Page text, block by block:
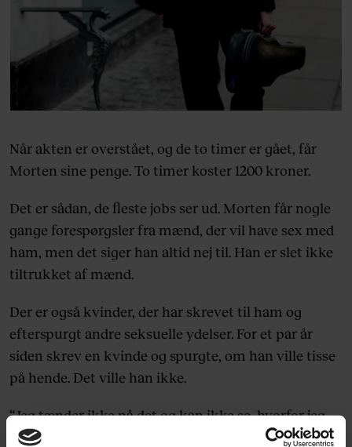
Når akten er overstået, og de to timer er gået, får
Morten sine penge. To timer koster 1200 kroner.
Det er sådan, de fleste jobs ser ud. Morten får nogle
gange forespørgsler fra mænd, der vil have sex med
ham, men det siger han altid nej til. Han er slet ikke
tiltrukket af mænd.
Der er også kvinder, der har skrevet til ham og
efterspurgt andre seksuelle ydelser. For et par år
siden skrev en kvinde og spurgte, om han ville tisse
på hende. Det ville han ikke.
“Jeg tænder ikke på det og kan ikke se, hvorfor jeg
skulle gøre det. Hvis jeg føler, det er krænkende over